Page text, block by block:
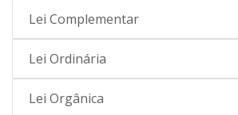
Lei Complementar
Lei Ordinária
Lei Orgânica